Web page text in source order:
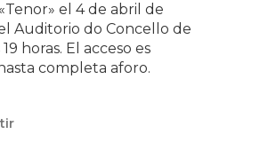
el 4 de abril de
Auditorio do Concello de
horas. El acceso es
completa aforo.